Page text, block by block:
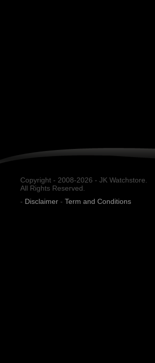
Copyright - 2008-2026 - JK Watchstore.
All Rights Reserved.
- Disclaimer - Term and Conditions